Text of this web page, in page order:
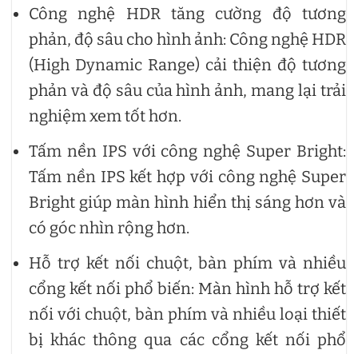
Công nghệ HDR tăng cường độ tương
phản, độ sâu cho hình ảnh: Công nghệ HDR
(High Dynamic Range) cải thiện độ tương
phản và độ sâu của hình ảnh, mang lại trải
nghiệm xem tốt hơn.
Tấm nền IPS với công nghệ Super Bright:
Tấm nền IPS kết hợp với công nghệ Super
Bright giúp màn hình hiển thị sáng hơn và
có góc nhìn rộng hơn.
Hỗ trợ kết nối chuột, bàn phím và nhiều
cổng kết nối phổ biến: Màn hình hỗ trợ kết
nối với chuột, bàn phím và nhiều loại thiết
bị khác thông qua các cổng kết nối phổ